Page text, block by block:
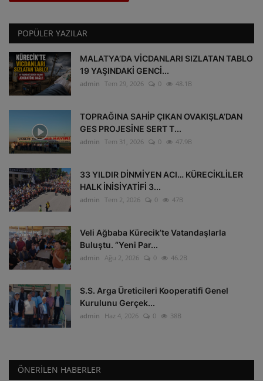
POPÜLER YAZILAR
MALATYA’DA VİCDANLARI SIZLATAN TABLO
19 YAŞINDAKİ GENCİ...
admin Tem 29, 2026 0 48.1B
TOPRAĞINA SAHİP ÇIKAN OVAKIŞLA’DAN
GES PROJESİNE SERT T...
admin Tem 31, 2026 0 47.9B
33 YILDIR DİNMİYEN ACI… KÜRECİKLİLER
HALK İNİSİYATİFİ 3...
admin Tem 2, 2026 0 47B
Veli Ağbaba Kürecik’te Vatandaşlarla
Buluştu. “Yeni Par...
admin Ağu 2, 2026 0 46.2B
S.S. Arga Üreticileri Kooperatifi Genel
Kurulunu Gerçek...
admin Haz 4, 2026 0 38B
ÖNERILEN HABERLER